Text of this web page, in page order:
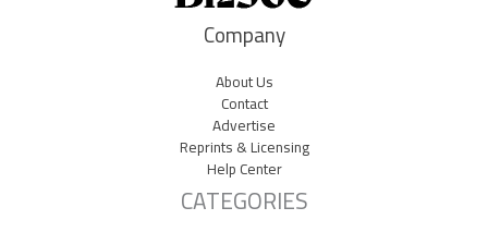
Company
About Us
Contact
Advertise
Reprints & Licensing
Help Center
CATEGORIES